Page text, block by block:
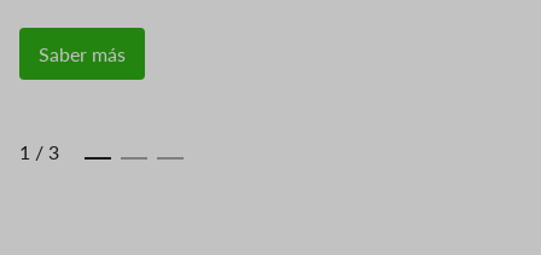
Saber más
1 / 3